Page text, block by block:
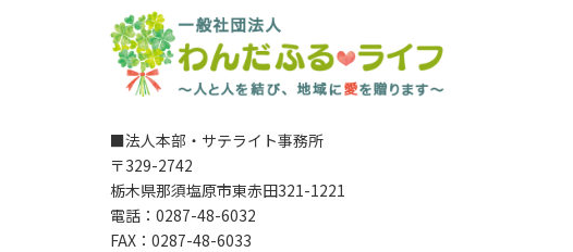
■法人本部・サテライト事務所
〒329-2742
栃木県那須塩原市東赤田321-1221
電話：0287-48-6032
FAX：0287-48-6033